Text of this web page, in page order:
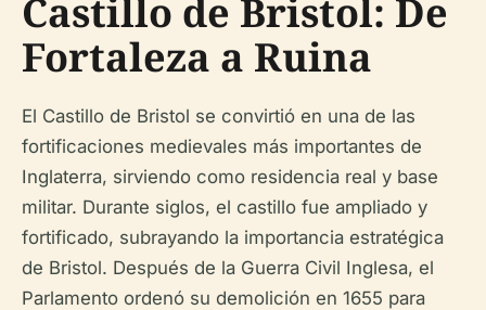
Castillo de Bristol: De
Fortaleza a Ruina
El Castillo de Bristol se convirtió en una de las
fortificaciones medievales más importantes de
Inglaterra, sirviendo como residencia real y base
militar. Durante siglos, el castillo fue ampliado y
fortificado, subrayando la importancia estratégica
de Bristol. Después de la Guerra Civil Inglesa, el
Parlamento ordenó su demolición en 1655 para